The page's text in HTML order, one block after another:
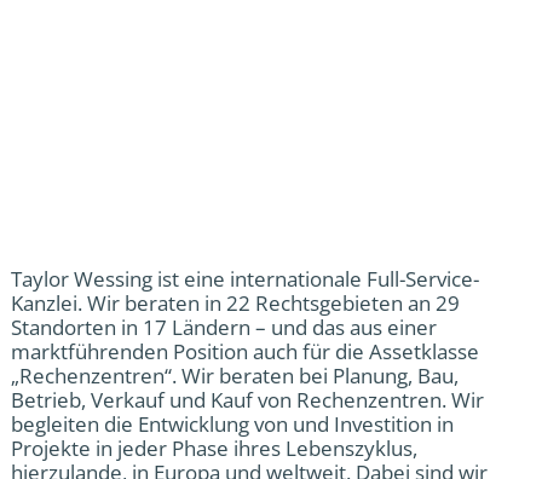
Taylor Wessing ist eine internationale Full-Service-
Kanzlei. Wir beraten in 22 Rechtsgebieten an 29
Standorten in 17 Ländern – und das aus einer
marktführenden Position auch für die Assetklasse
„Rechenzentren“. Wir beraten bei Planung, Bau,
Betrieb, Verkauf und Kauf von Rechenzentren. Wir
begleiten die Entwicklung von und Investition in
Projekte in jeder Phase ihres Lebenszyklus,
hierzulande, in Europa und weltweit. Dabei sind wir